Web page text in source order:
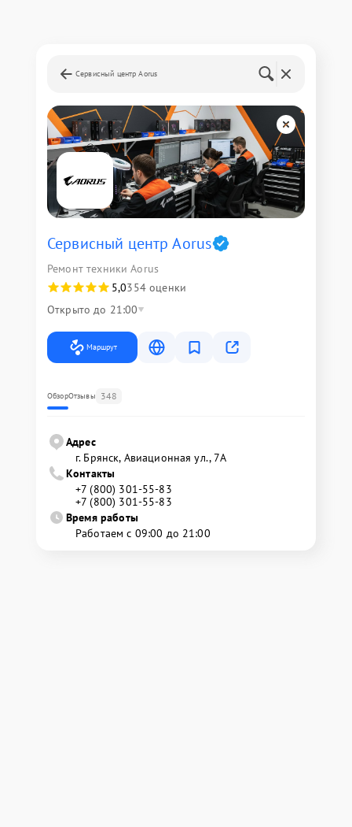
Сервисный центр Aorus
Сервисный центр Aorus
Ремонт техники Aorus
5,0354 оценки
Открыто до 21:00
Маршрут
ОбзорОтзывы 348
Адрес
г. Брянск, Авиационная ул., 7А
Контакты
+7 (800) 301-55-83
+7 (800) 301-55-83
Время работы
Работаем с 09:00 до 21:00